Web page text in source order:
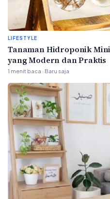
LIFESTYLE
Tanaman Hidroponik
yang Modern dan Praktis
1 menit baca · Baru saja